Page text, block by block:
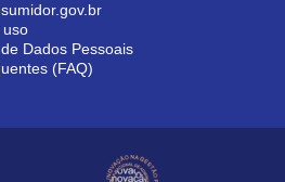
uso
Dados Pessoais
(FAQ)